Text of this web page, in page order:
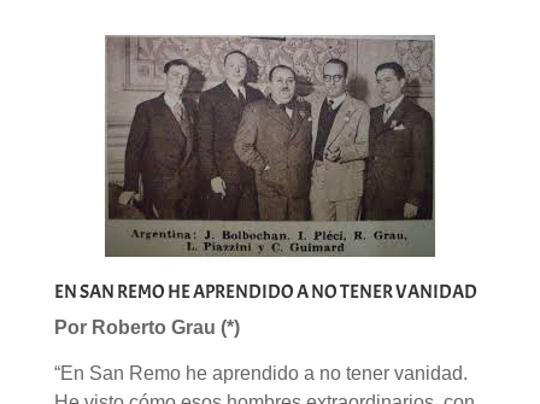
EN SAN REMO HE APRENDIDO A NO TENER VANIDAD
Por Roberto Grau (*)
“En San Remo he aprendido a no tener vanidad.